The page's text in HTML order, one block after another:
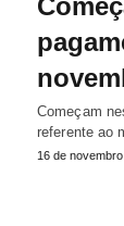
Começam
referente ao
16 de